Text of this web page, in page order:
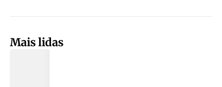
Mais lidas